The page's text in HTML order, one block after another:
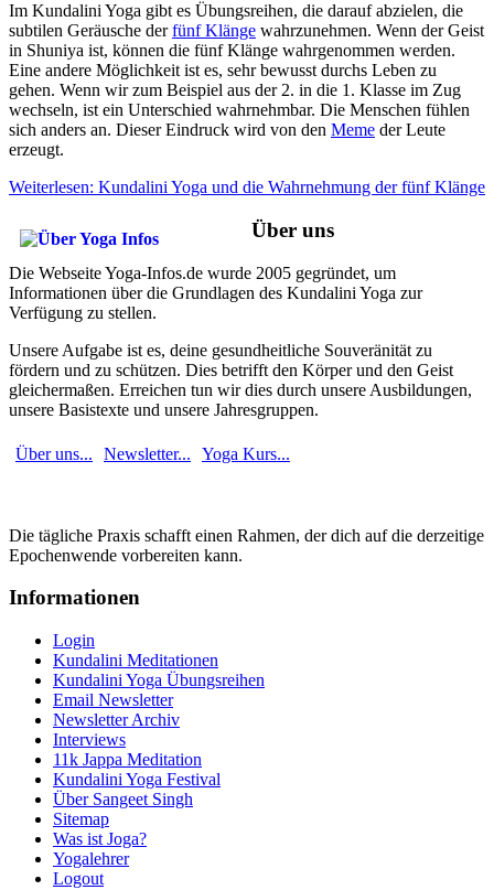
Im Kundalini Yoga gibt es Übungsreihen, die darauf abzielen, die
subtilen Geräusche derfünf Klänge wahrzunehmen. Wenn der Geist
in Shuniya ist, können die fünf Klänge wahrgenommen werden.
Eine andere Möglichkeit ist es, sehr bewusst durchs Leben zu
gehen. Wenn wir zum Beispiel aus der 2. in die 1. Klasse im Zug
wechseln, ist ein Unterschied wahrnehmbar. Die Menschen fühlen
sich anders an. Dieser Eindruck wird von den Meme der Leute
erzeugt.
Weiterlesen: Kundalini Yoga und die Wahrnehmung der fünf Klänge
Über uns
Die Webseite Yoga-Infos.de wurde 2005 gegründet, um
Informationen über die Grundlagen des Kundalini Yoga zur
Verfügung zu stellen.
Unsere Aufgabe ist es, deine gesundheitliche Souveränität zu
fördern und zu schützen. Dies betrifft den Körper und den Geist
gleichermaßen. Erreichen tun wir dies durch unsere Ausbildungen,
unsere Basistexte und unsere Jahresgruppen.
Über uns... Newsletter... Yoga Kurs...
Die tägliche Praxis schafft einen Rahmen, der dich auf die derzeitige
Epochenwende vorbereiten kann.
Informationen
Login
Kundalini Meditationen
Kundalini Yoga Übungsreihen
Email Newsletter
Newsletter Archiv
Interviews
11k Jappa Meditation
Kundalini Yoga Festival
Über Sangeet Singh
Sitemap
Was ist Joga?
Yogalehrer
Logout